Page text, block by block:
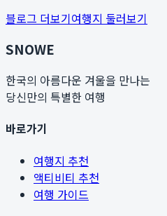
블로그 더보기여행지 둘러보기
SNOWE
한국의 아름다운 겨울을 만나는
당신만의 특별한 여행
바로가기
여행지 추천
액티비티 추천
여행 가이드